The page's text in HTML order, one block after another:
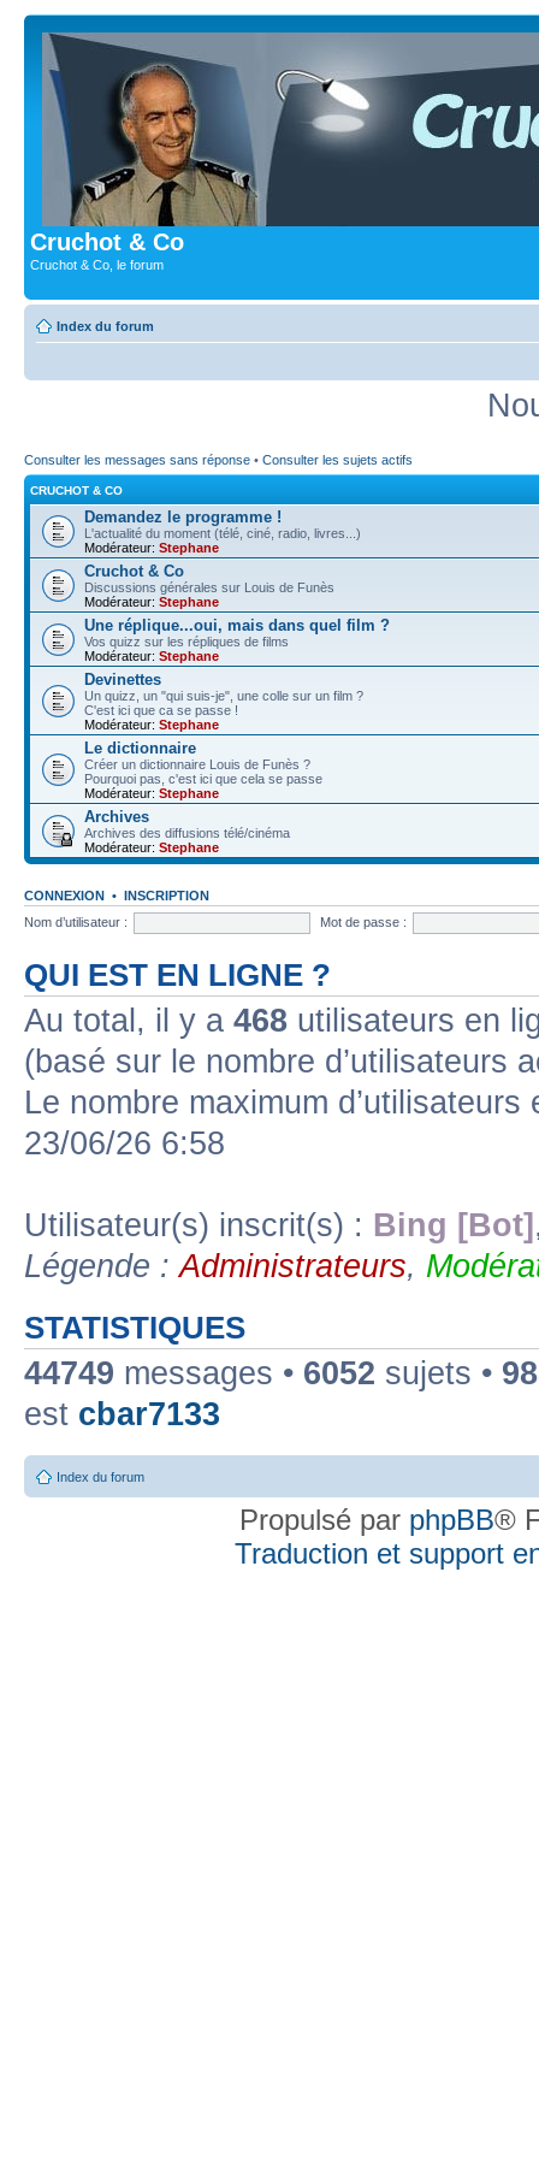
Cruchot & Co
Cruchot & Co, le forum
Index du forum
Consulter les messages sans réponse • Consulter les sujets actifs
CRUCHOT & CO
Demandez le programme !
L'actualité du moment (télé, ciné, radio, livres...)
Modérateur: Stephane
Cruchot & Co
Discussions générales sur Louis de Funès
Modérateur: Stephane
Une réplique...oui, mais dans quel film ?
Vos quizz sur les répliques de films
Modérateur: Stephane
Devinettes
Un quizz, un "qui suis-je", une colle sur un film ?
C'est ici que ca se passe !
Modérateur: Stephane
Le dictionnaire
Créer un dictionnaire Louis de Funès ?
Pourquoi pas, c'est ici que cela se passe
Modérateur: Stephane
Archives
Archives des diffusions télé/cinéma
Modérateur: Stephane
CONNEXION • INSCRIPTION
Nom d’utilisateur :
Mot de passe :
QUI EST EN LIGNE ?
Au total, il y a 468 utilisateurs en
(basé sur le nombre d’utilisateurs
Le nombre maximum
23/06/26 6:58
Utilisateur(s) inscrit(s) : Bing [Bot]
Légende :Administrateurs,
STATISTIQUES
44749 messages • 6052 sujets •
est cbar7133
Index du forum
Propulsé par phpBB®
Traduction et support